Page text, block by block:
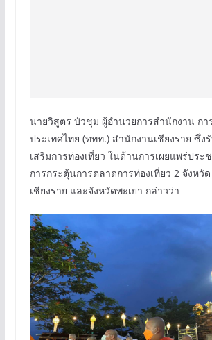
นายวิสูตร บัวชุม ผู้อำนวยการสำนักงาน กา
ประเทศไทย (ททท.) สำนักงานเชียงราย ซึ่ง
เสริมการท่องเที่ยว ในด้านการเผยแพร่ปร
การกระตุ้นการตลาดการท่องเที่ยว 2 จังหวั
เชียงราย และจังหวัดพะเยา กล่าวว่า